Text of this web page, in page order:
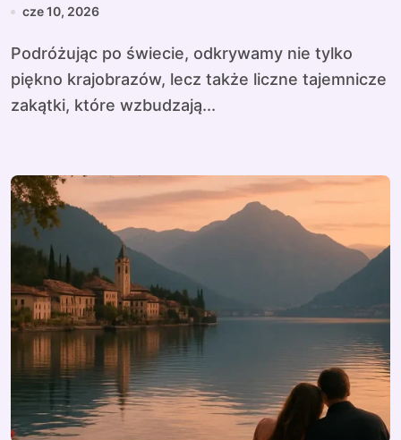
cze 10, 2026
Podróżując po świecie, odkrywamy nie tylko
piękno krajobrazów, lecz także liczne tajemnicze
zakątki, które wzbudzają...